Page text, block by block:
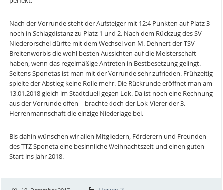
Nach der Vorrunde steht der Aufsteiger mit 12:4 Punkten auf Platz 3
noch in Schlagdistanz zu Platz 1 und 2. Nach dem Rückzug des SV
Niederorschel dürfte mit dem Wechsel von M. Dehnert der TSV
Breitenworbis die wohl besten Aussichten auf die Meisterschaft
haben, wenn das regelmäßige Antreten in Bestbesetzung gelingt.
Seitens Sponetas ist man mit der Vorrunde sehr zufrieden. Frühzeitig
spielte der Abstieg keine Rolle mehr. Die Rückrunde eröffnet man am
13.01.2018 gleich im Stadtduell gegen Lok. Da ist noch eine Rechnung
aus der Vorrunde offen – brachte doch der Lok-Vierer der 3.
Herrenmannschaft die einzige Niederlage bei.
Bis dahin wünschen wir allen Mitgliedern, Förderern und Freunden
des TTZ Sponeta eine besinnliche Weihnachtszeit und einen guten
Start ins Jahr 2018.